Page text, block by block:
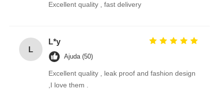
Excellent quality , fast delivery
L
L*y
Ajuda (50)
Excellent quality , leak proof and fashion design
,I love them .